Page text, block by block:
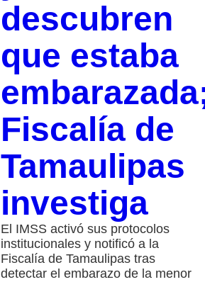
descubren
que estaba
Fiscalía de
Tamaulipas
investiga
El IMSS activó sus protocolos
institucionales y notificó a la
Fiscalía de Tamaulipas tras
detectar el embarazo de la menor